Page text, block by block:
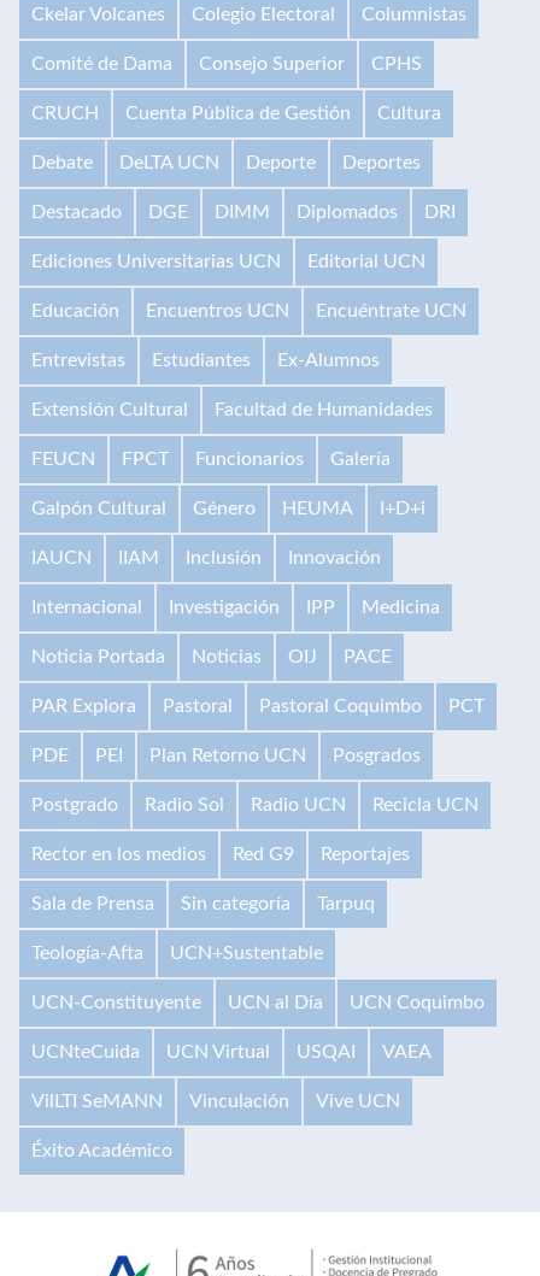
Ckelar Volcanes Colegio Electoral Columnistas
Comité de Dama Consejo Superior CPHS
CRUCH Cuenta Pública de Gestión Cultura
Debate DeLTA UCN Deporte Deportes
Destacado DGE DIMM Diplomados DRI
Ediciones Universitarias UCN Editorial UCN
Educación Encuentros UCN Encuéntrate UCN
Entrevistas Estudiantes Ex-Alumnos
Extensión Cultural Facultad de Humanidades
FEUCN FPCT Funcionarios Galería
Galpón Cultural Género HEUMA I+D+i
IAUCN IIAM Inclusión Innovación
Internacional Investigación IPP Medicina
Noticia Portada Noticias OIJ PACE
PAR Explora Pastoral Pastoral Coquimbo PCT
PDE PEI Plan Retorno UCN Posgrados
Postgrado Radio Sol Radio UCN Recicla UCN
Rector en los medios Red G9 Reportajes
Sala de Prensa Sin categoría Tarpuq
Teología-Afta UCN+Sustentable
UCN-Constituyente UCN al Día UCN Coquimbo
UCNteCuida UCN Virtual USQAI VAEA
VilLTI SeMANN Vinculación Vive UCN
Éxito Académico